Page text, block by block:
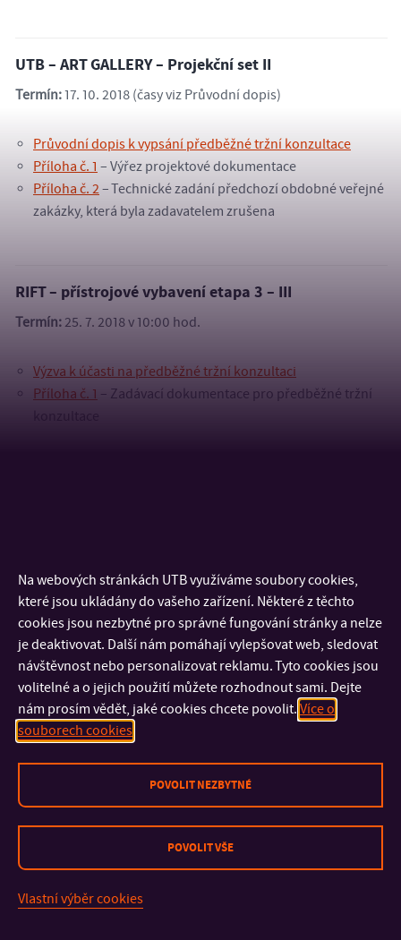
UTB – ART GALLERY – Projekční set II
Termín:17. 10. 2018 (časy viz Průvodní dopis)
Průvodní dopis k vypsání předběžné tržní konzultace
Příloha č. 1 – Výřez projektové dokumentace
Příloha č. 2– Technické zadání předchozí obdobné veřejné
zakázky, která byla zadavatelem zrušena
RIFT – přístrojové vybavení etapa 3 – III
Termín: 25. 7. 2018 v 10:00 hod.
Výzva k účasti na předběžné tržní konzultaci
Příloha č. 1 – Zadávací dokumentace pro předběžné tržní
konzultace
Průvodní dopis k vypsání předběžné tržní konzultace
Příloha č. 1– Technická specifikace předmětu VZ č. 1: MoVI-
FAI – Komplexní robotizovaná technologická linka
Příloha č. 2– Technická specifikace předmětu VZ č. 2: MoVI-
FAI – Malé robotické pracoviště
KONTAKT
Na webových stránkách UTB využíváme soubory cookies,
které jsou ukládány do vašeho zařízení. Některé z těchto
cookies jsou nezbytné pro správné fungování stránky a nelze
je deaktivovat. Další nám pomáhají vylepšovat web, sledovat
návštěvnost nebo personalizovat reklamu. Tyto cookies jsou
volitelné a o jejich použití můžete rozhodnout sami. Dejte
nám prosím vědět, jaké cookies chcete povolit. Více o
souborech cookies
POVOLIT NEZBYTNÉ
POVOLIT VŠE
Vlastní výběr cookies